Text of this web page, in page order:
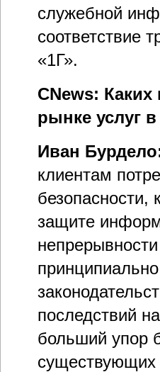
служебной
соответствие
«1Г».
CNews:
рынке услуг
Иван
клиентам
безопасности,
защите
последствий
больший упор